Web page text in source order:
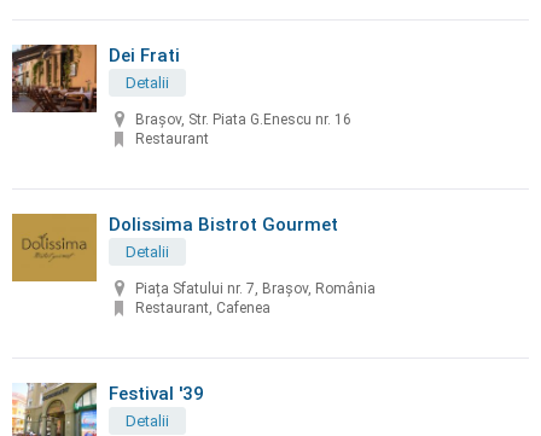
Dei Frati
Detalii
Brașov, Str. Piata G.Enescu nr. 16
Restaurant
Dolissima Bistrot Gourmet
Detalii
Piața Sfatului nr. 7, Brașov, România
Restaurant, Cafenea
Festival '39
Detalii